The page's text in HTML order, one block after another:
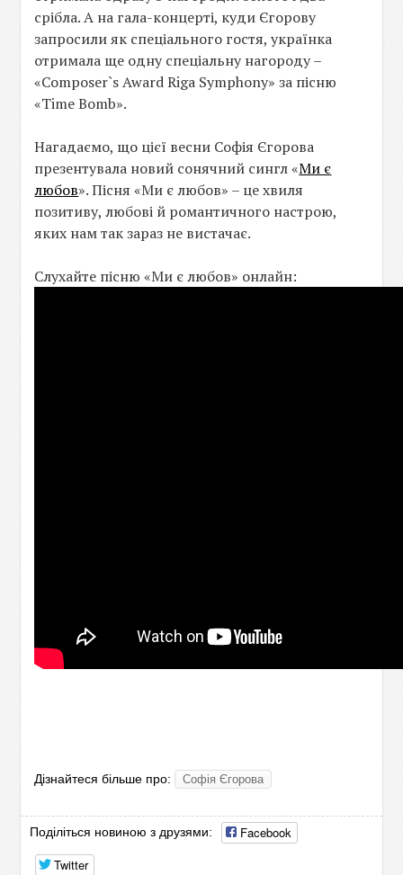
срібла. А на гала-концерті, куди Єгорову
запросили як спеціального гостя, українка
отримала ще одну спеціальну нагороду –
«Composer`s Award Riga Symphony» за пісню
«Time Bomb».
Нагадаємо, що цієї весни Софія Єгорова
презентувала новий сонячний сингл «Ми є
любов». Пісня «Ми є любов» – це хвиля
позитиву, любові й романтичного настрою,
яких нам так зараз не вистачає.
Слухайте пісню «Ми є любов» онлайн:
Дізнайтеся більше про: Софія Єгорова
Поділіться новиною з друзями:
Facebook
Twitter